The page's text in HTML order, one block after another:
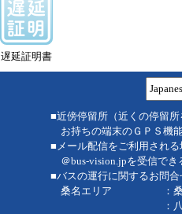
遅延証明書
■近傍停留所（近くの停留所
お持ちの端末のＧＰＳ機
■メール配信をご利用される
＠bus-vision.jpを受信でき
■バスの運行に関するお問合
桑名エリア ：桑名
：八風バス